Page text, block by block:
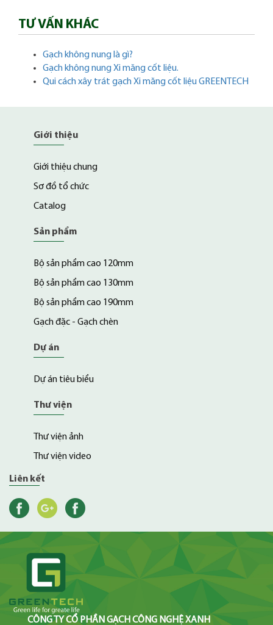
TƯ VẤN KHÁC
Gạch không nung là gì?
Gạch không nung Xi măng cốt liệu.
Qui cách xây trát gạch Xi măng cốt liệu GREENTECH
Giới thiệu
Giới thiệu chung
Sơ đồ tổ chức
Catalog
Sản phẩm
Bộ sản phẩm cao 120mm
Bộ sản phẩm cao 130mm
Bộ sản phẩm cao 190mm
Gạch đặc - Gạch chèn
Dự án
Dự án tiêu biểu
Thư viện
Thư viện ảnh
Thư viện video
Liên kết
facebook
g+
CÔNG TY CỔ PHẦN GẠCH CÔNG NGHỆ XANH